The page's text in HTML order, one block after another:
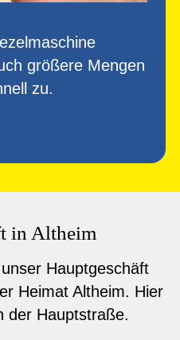
größere Mengen
zu.
in Altheim
Hauptgeschäft
Heimat Altheim. Hier
der Hauptstraße.